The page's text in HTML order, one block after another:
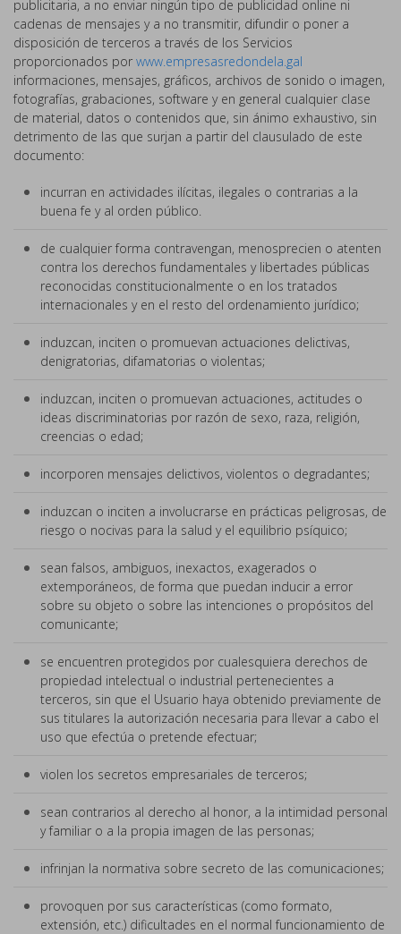
publicitaria, a no enviar ningún tipo de publicidad online ni
cadenas de mensajes y a no transmitir, difundir o poner a
disposición de terceros a través de los Servicios
proporcionados por www.empresasredondela.gal
informaciones, mensajes, gráficos, archivos de sonido o imagen,
fotografías, grabaciones, software y en general cualquier clase
de material, datos o contenidos que, sin ánimo exhaustivo, sin
detrimento de las que surjan a partir del clausulado de este
documento:
incurran en actividades ilícitas, ilegales o contrarias a la
buena fe y al orden público.
de cualquier forma contravengan, menosprecien o atenten
contra los derechos fundamentales y libertades públicas
reconocidas constitucionalmente o en los tratados
internacionales y en el resto del ordenamiento jurídico;
induzcan, inciten o promuevan actuaciones delictivas,
denigratorias, difamatorias o violentas;
induzcan, inciten o promuevan actuaciones, actitudes o
ideas discriminatorias por razón de sexo, raza, religión,
creencias o edad;
incorporen mensajes delictivos, violentos o degradantes;
induzcan o inciten a involucrarse en prácticas peligrosas, de
riesgo o nocivas para la salud y el equilibrio psíquico;
sean falsos, ambiguos, inexactos, exagerados o
extemporáneos, de forma que puedan inducir a error
sobre su objeto o sobre las intenciones o propósitos del
comunicante;
se encuentren protegidos por cualesquiera derechos de
propiedad intelectual o industrial pertenecientes a
terceros, sin que el Usuario haya obtenido previamente de
sus titulares la autorización necesaria para llevar a cabo el
uso que efectúa o pretende efectuar;
violen los secretos empresariales de terceros;
sean contrarios al derecho al honor, a la intimidad personal
y familiar o a la propia imagen de las personas;
infrinjan la normativa sobre secreto de las comunicaciones;
provoquen por sus características (como formato,
extensión, etc.) dificultades en el normal funcionamiento de